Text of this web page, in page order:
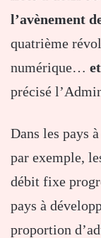
l’avènement
quatrième
numérique…
précisé
Dans les pays
par exemple,
débit fixe
pays à
proportion